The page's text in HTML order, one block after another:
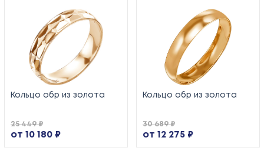
Кольцо обр из золота
от 10 180 ₽
25 449 ₽
Кольцо обр из золота
от 12 275 ₽
30 689 ₽